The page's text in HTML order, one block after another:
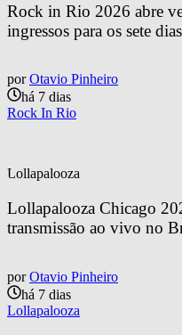
Rock in Rio 2026 abre
ingressos para os sete
por Otavio Pinheiro
há 7 dias
Rock In Rio
Lollapalooza
Lollapalooza Chicago
transmissão ao vivo no
por Otavio Pinheiro
há 7 dias
Lollapalooza